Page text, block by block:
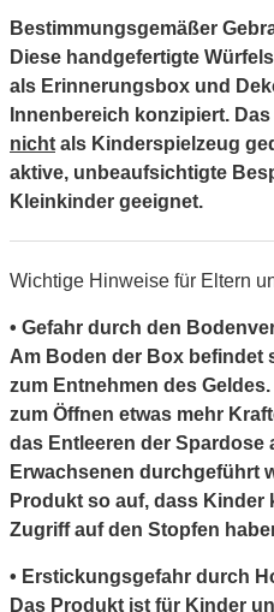
Bestimmungsgemäßer
Diese handgefertigte
als Erinnerungsbox und
Innenbereich konzipiert.
nicht als Kinderspielzeug
aktive, unbeaufsichtigte
Kleinkinder geeignet.
Wichtige Hinweise für Eltern
• Gefahr durch den
Am Boden der Box befindet
zum Entnehmen des
zum Öffnen etwas mehr
das Entleeren der Spardose
Erwachsenen durchgeführt
Produkt so auf, dass
Zugriff auf den Stopfen
• Erstickungsgefahr durch
Das Produkt ist für Kinder